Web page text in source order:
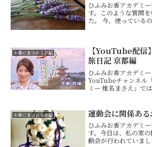
ひふみお香アカデミ
す。このような質問
た。 今、使っている
させてしまいましたね...
お香にまつわるお話
【YouTube配
旅日記 京都編
ひふみお香アカデミー
YouTubeチャンネル
ミー 椎名まさえ」で
ら、お香に纏わるお話
話をしていきた...
お香にまつわるお話 運動会に関係あ
ひふみお香アカデミ
す。今日は、私の家
動会が行われていま